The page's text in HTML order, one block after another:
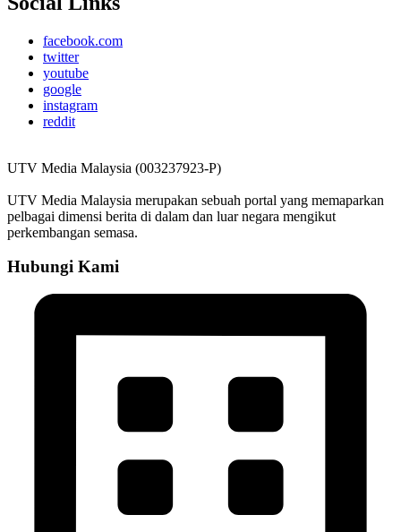
facebook.com
twitter
youtube
google
instagram
reddit
UTV Media Malaysia (003237923-P)
UTV Media Malaysia merupakan sebuah portal yang memaparkan
pelbagai dimensi berita di dalam dan luar negara mengikut
perkembangan semasa.
Hubungi Kami